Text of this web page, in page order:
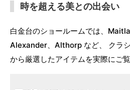
時を超える美との出会い
白金台のショールームでは、
Alexander、Althorp など、 クラ
から厳選したアイテムを実際にご覧